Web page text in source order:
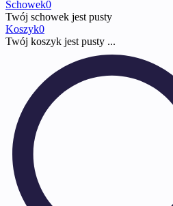
Schowek0
Twój schowek jest pusty
Koszyk0
Twój koszyk jest pusty ...